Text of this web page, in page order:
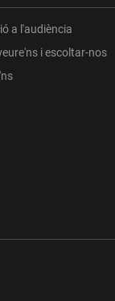
a l'audiència
i escoltar-nos